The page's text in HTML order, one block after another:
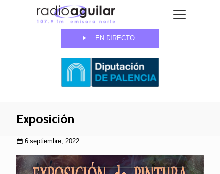
EN DIRECTO
Exposición
6 septiembre, 2022